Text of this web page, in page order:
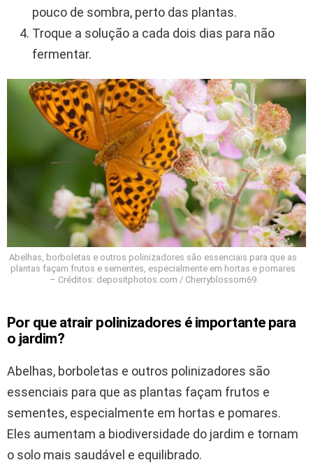
pouco de sombra, perto das plantas.
Troque a solução a cada dois dias para não
fermentar.
Abelhas, borboletas e outros polinizadores são essenciais para que as
plantas façam frutos e sementes, especialmente em hortas e pomares
– Créditos: depositphotos.com / Cherryblossom69
Por que atrair polinizadores é importante para
o jardim?
Abelhas, borboletas e outros polinizadores são
essenciais para que as plantas façam frutos e
sementes, especialmente em hortas e pomares.
Eles aumentam a biodiversidade do jardim e tornam
o solo mais saudável e equilibrado.